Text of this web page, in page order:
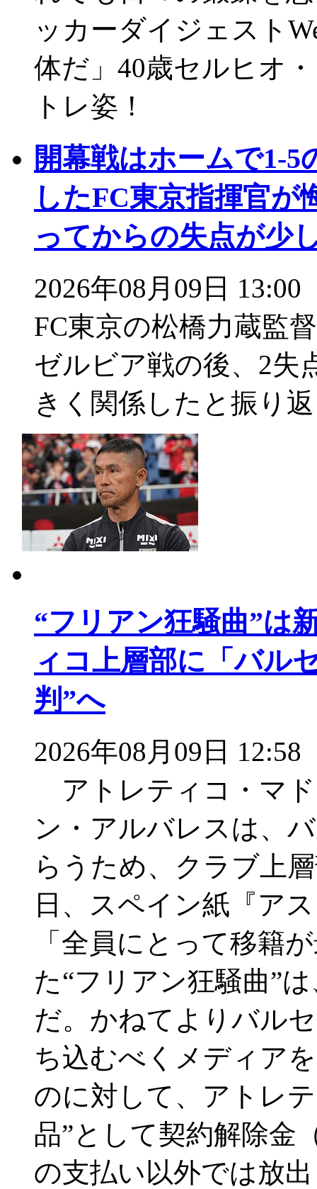
ッカーダイジェスト
体だ」40歳セルヒオ
トレ姿！
開幕戦はホームで
したFC東京指揮官
ってからの失点が少
2026年08月09日 13:00
FC東京の松橋力蔵監
ゼルビア戦の後、2失
きく関係したと振り
“フリアン狂騒曲”は
ィコ上層部に「バル
判”へ
2026年08月09日 12:58
アトレティコ・マ
ン・アルバレスは、
らうため、クラブ上
日、スペイン紙『ア
「全員にとって移籍
た“フリアン狂騒曲”
だ。かねてよりバル
ち込むべくメディア
のに対して、アトレ
品”として契約解除金
の支払い以外では放